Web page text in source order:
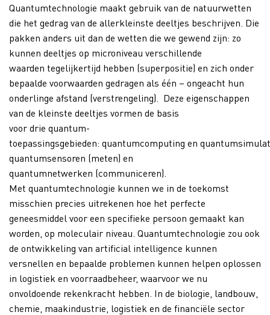
Quantumtechnologie maakt gebruik van de natuurwetten
die het gedrag van de allerkleinste deeltjes beschrijven. Die
pakken anders uit dan de wetten die we gewend zijn: zo
kunnen deeltjes op microniveau verschillende
waarden tegelijkertijd hebben (superpositie) en zich onder
bepaalde voorwaarden gedragen als één – ongeacht hun
onderlinge afstand (verstrengeling). Deze eigenschappen
van de kleinste deeltjes vormen de basis
voor drie quantum-
toepassingsgebieden: quantumcomputing en
quantumsensoren (meten) en
quantumnetwerken (communiceren).
Met quantumtechnologie kunnen we in de toekomst
misschien precies uitrekenen hoe het perfecte
geneesmiddel voor een specifieke persoon gemaakt kan
worden, op moleculair niveau. Quantumtechnologie zou ook
de ontwikkeling van artificial intelligence kunnen
versnellen en bepaalde problemen kunnen helpen oplossen
in logistiek en voorraadbeheer, waarvoor we nu
onvoldoende rekenkracht hebben. In de biologie, landbouw,
chemie, maakindustrie, logistiek en de financiële sector